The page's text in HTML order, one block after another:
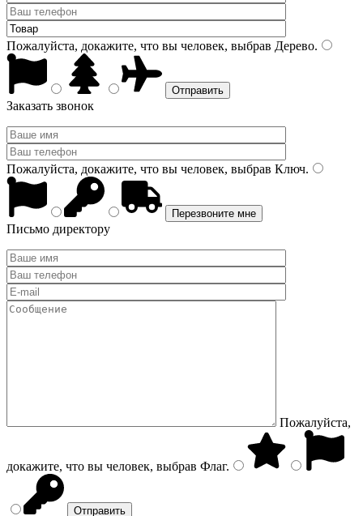
Пожалуйста, докажите, что вы человек, выбрав Дерево.
Заказать звонок
Пожалуйста, докажите, что вы человек, выбрав Ключ.
Письмо директору
Пожалуйста,
докажите, что вы человек, выбрав Флаг.